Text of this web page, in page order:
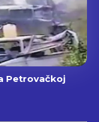
Petrovačkoj